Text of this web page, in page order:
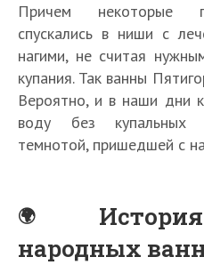
Причем некоторые
спускались в ниши с
нагими, не считая
купания. Так ванны
Вероятно, и в наши дни
воду без купальных
темнотой, пришедшей с
народных